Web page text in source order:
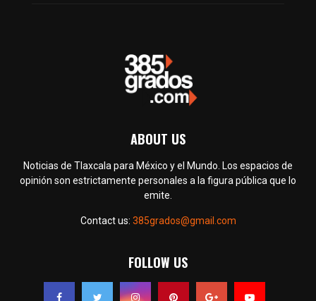
ABOUT US
Noticias de Tlaxcala para México y el Mundo. Los espacios de
opinión son estrictamente personales a la figura pública que lo
emite.
Contact us: 385grados@gmail.com
FOLLOW US